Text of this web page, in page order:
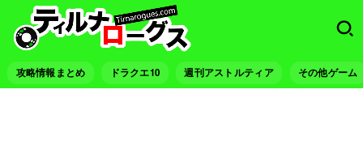
攻略情報まとめ ドラクエ10 週刊アストルティア その他ゲーム